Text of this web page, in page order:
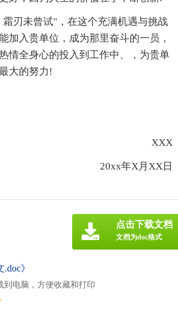
刃未曾试"，在这个充满机遇与挑战
加入贵单位，成为那里奋斗的一员，
情全身心的投入到工作中、，为贵单
大的努力!
XXX
20xx年X月XX日
》
到电脑，方便收藏和打印
点击下载文档
文档为doc格式